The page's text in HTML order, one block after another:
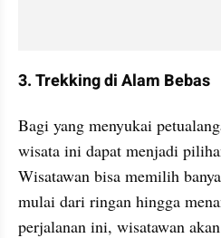
3. Trekking di Alam Bebas
Bagi yang menyukai
wisata ini dapat menjadi
Wisatawan bisa memilih
mulai dari ringan hingga
perjalanan ini, wisatawan